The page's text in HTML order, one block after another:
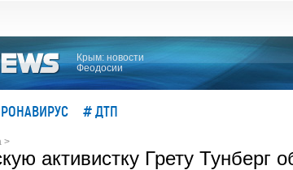
Крым: новости
Феодосии
# ДТП
>
активистку Грету